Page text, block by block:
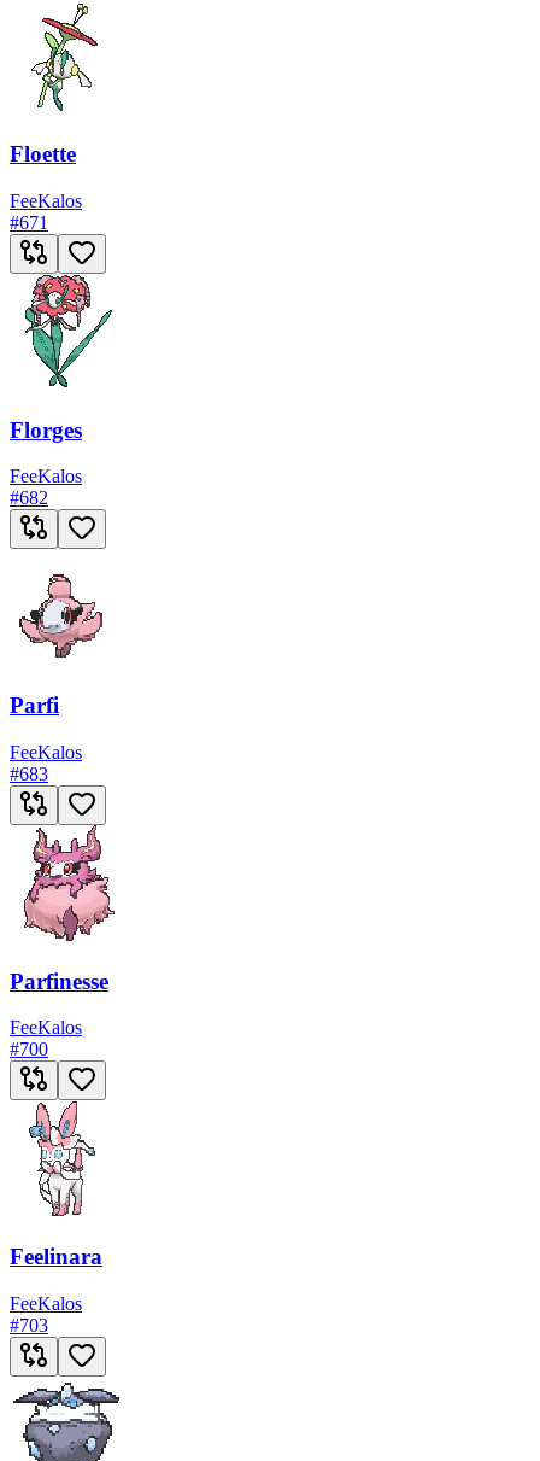
Floette
FeeKalos
#671
Florges
FeeKalos
#682
Parfi
FeeKalos
#683
Parfinesse
FeeKalos
#700
Feelinara
FeeKalos
#703